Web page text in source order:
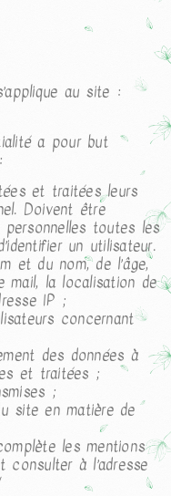
au site :
a pour but
et traitées leurs
Doivent être
personnelles toutes les
un utilisateur.
et du nom, de l’âge,
mail, la localisation de
IP ;
concernant
des données à
et traitées ;
;
site en matière de
les mentions
à l’adresse